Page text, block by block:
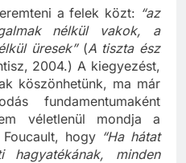
a felek közt: “az
nélkül vakok, a
üresek”(A tiszta ész
2004.) A kiegyezést,
köszönhetünk, ma már
fundamentumaként
véletlenül mondja a
hogy “Ha hátat
hagyatékának, minden